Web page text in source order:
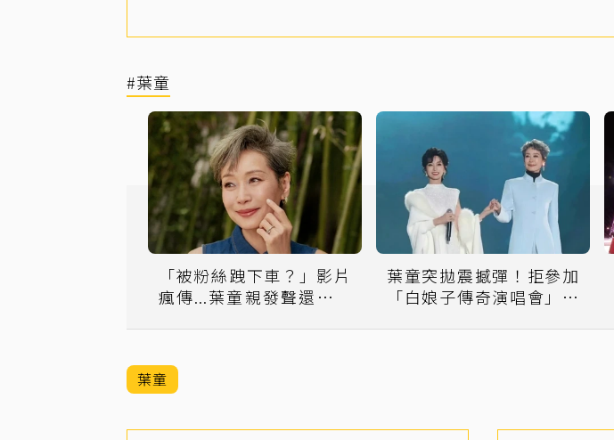
#葉童
「被粉絲跩下車？」影片
瘋傳...葉童親發聲還原當
葉童突拋震撼彈！拒參加
「白娘子傳奇演唱會」告
葉童